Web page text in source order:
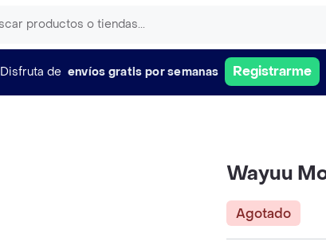
Disfruta de envíos gratis por semanas Registrarme
Wayuu
Agotado